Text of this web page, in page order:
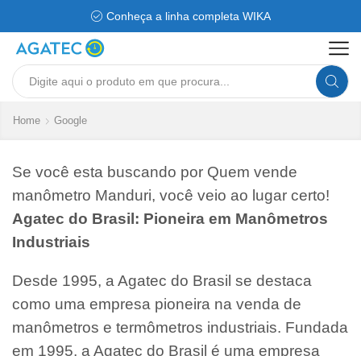
Conheça a linha completa WIKA
Search
Home Google
Se você esta buscando por Quem vende
manômetro Manduri, você veio ao lugar certo!
Agatec do Brasil: Pioneira em Manômetros
Industriais
Desde 1995, a Agatec do Brasil se destaca
como uma empresa pioneira na venda de
manômetros e termômetros industriais. Fundada
em 1995, a Agatec do Brasil é uma empresa